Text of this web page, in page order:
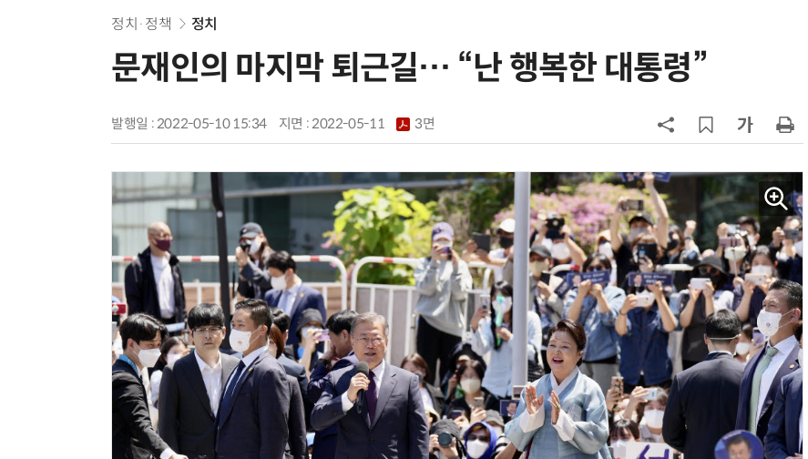
정치·정책 정치
문재인의 마지막 퇴근길… “난 행복한 대통령”
발행일 : 2022-05-10 15:34 지면 :2022-05-11 3면
6
최저임금 1만700원 최종 확정…노
반도체 등 6대 첨단산업 '국내생산세
8
[하반기 업무보고]산업부, 1600조
메가프로젝트 속도전…'산업자원안
보기금' 신설해 공급망 사수
9
정점식 “김용범 이미 한국경제 빌
런…李 대통령, 경질 결단해야”
10 돌려차기 피해자 불러 놓고 “돌려차
기 한번 해라”…선 넘은 친한계